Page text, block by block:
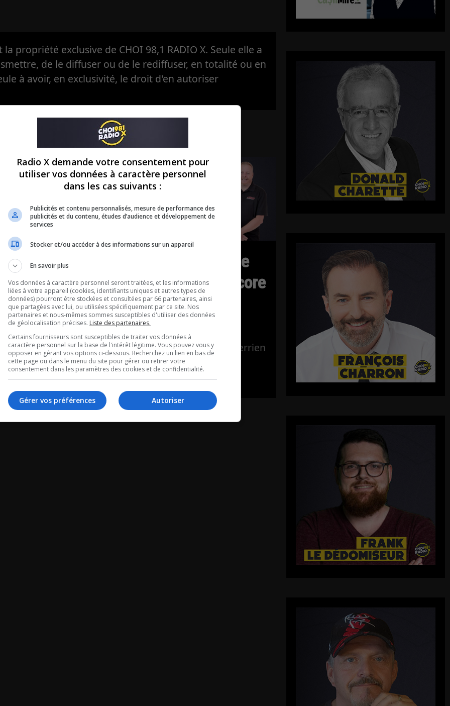
propriété exclusive de CHOI 98,1 RADIO X. Seule elle a
de le diffuser ou de le rediffuser, en totalité ou en
à avoir, en exclusivité, le droit d'en autoriser
en ville!
MÉTAL avec Bob Jr
Chauffeur Inc. : le
problème est encore
bien loin d’être
réglé.
Entrevue avec Benoit Therrien
de Truck stop Québec
Radio X demande votre consentement pour
utiliser vos données à caractère personnel
dans les cas suivants :
Publicités et contenu personnalisés, mesure de performance des
publicités et du contenu, études d’audience et développement de
services
Stocker et/ou accéder à des informations sur un appareil
En savoir plus
Vos données à caractère personnel seront traitées, et les informations
liées à votre appareil (cookies, identifiants uniques et autres types de
données) pourront être stockées et consultées par 66 partenaires, ainsi
que partagées avec lui, ou utilisées spécifiquement par ce site. Nos
partenaires et nous-mêmes sommes susceptibles d'utiliser des données
de géolocalisation précises. Liste des partenaires.
Certains fournisseurs sont susceptibles de traiter vos données à
caractère personnel sur la base de l'intérêt légitime. Vous pouvez vous y
opposer en gérant vos options ci-dessous. Recherchez un lien en bas de
cette page ou dans le menu du site pour gérer ou retirer votre
consentement dans les paramètres des cookies et de confidentialité.
Autoriser
Gérer vos préférences